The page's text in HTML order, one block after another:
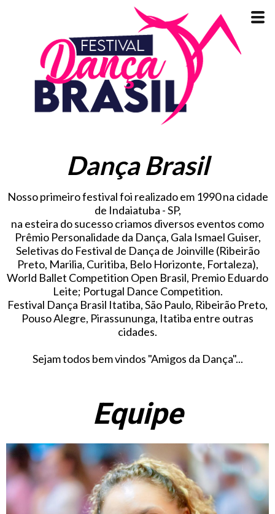
Dança Brasil
Nosso primeiro festival foi realizado em 1990 na cidade
de Indaiatuba - SP,
na esteira do sucesso criamos diversos eventos como
Prêmio Personalidade da Dança, Gala Ismael Guiser,
Seletivas do Festival de Dança de Joinville (Ribeirão
Preto, Marilia, Curitiba, Belo Horizonte, Fortaleza),
World Ballet Competition Open Brasil, Premio Eduardo
Leite; Portugal Dance Competition.
Festival Dança Brasil Itatiba, São Paulo, Ribeirão Preto,
Pouso Alegre, Pirassununga, Itatiba entre outras
cidades.
Sejam todos bem vindos "Amigos da Dança"...
Equipe